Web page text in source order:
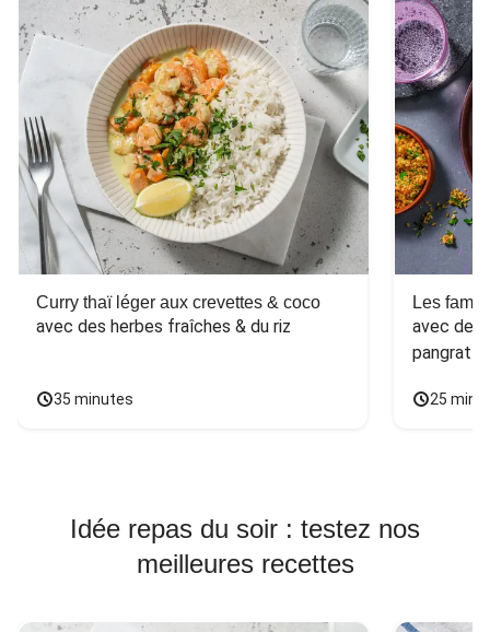
Curry thaï léger aux crevettes & coco
avec des herbes fraîches & du riz
35 minutes
Les
avec des
25
Idée repas du soir : testez nos
meilleures recettes